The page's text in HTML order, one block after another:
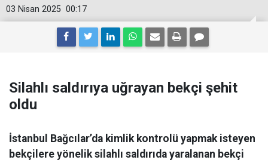
00:17
03 Nisan 2025
Silahlı saldırıya uğrayan bekçi şehit
oldu
İstanbul Bağcılar’da kimlik kontrolü yapmak isteyen
bekçilere yönelik silahlı saldırıda yaralanan bekçi